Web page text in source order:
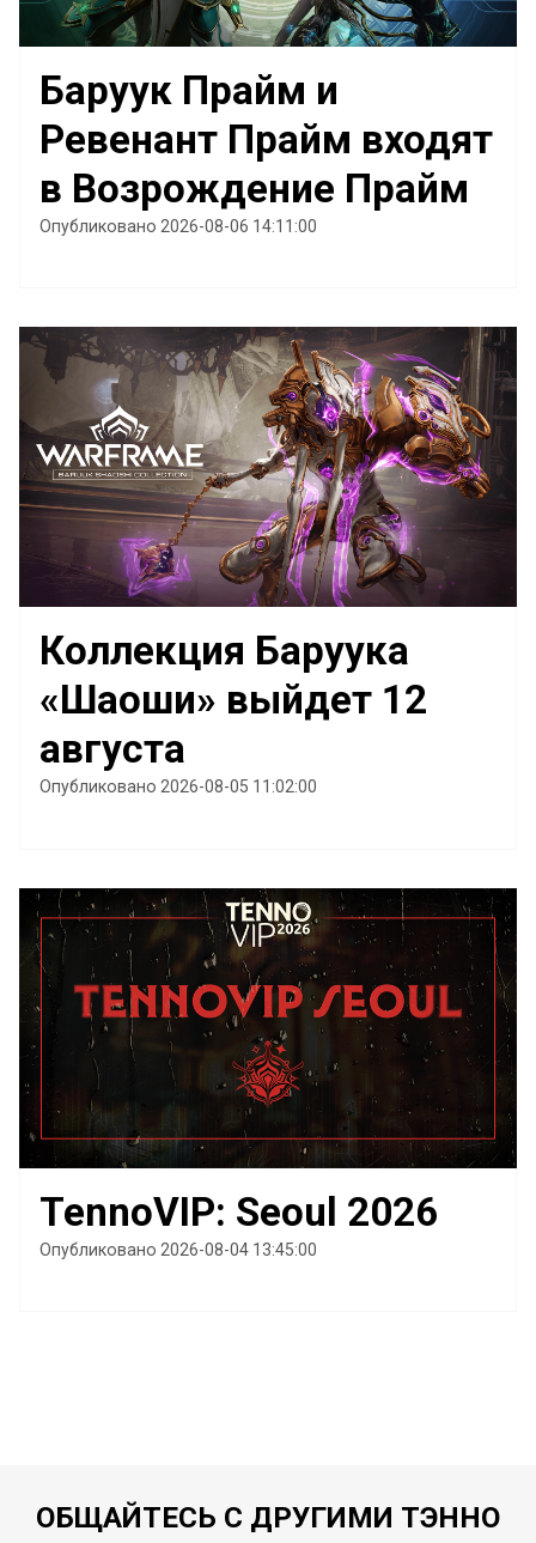
Баруук Прайм и
Ревенант Прайм входят
в Возрождение Прайм
Опубликовано 2026-08-06 14:11:00
Коллекция Баруука
«Шаоши» выйдет 12
августа
Опубликовано 2026-08-05 11:02:00
TennoVIP: Seoul 2026
Опубликовано 2026-08-04 13:45:00
ОБЩАЙТЕСЬ С ДРУГИМИ ТЭННО